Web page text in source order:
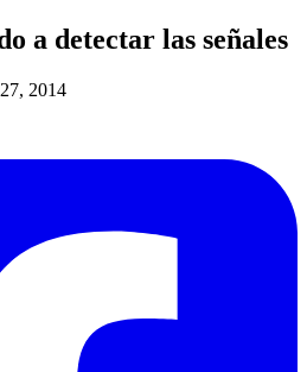
a detectar las señales
2014